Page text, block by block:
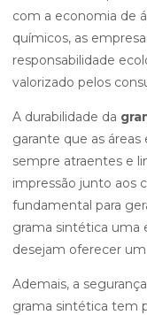
com a economia de
químicos, as
responsabilidade
valorizado pelos
A durabilidade da
garante que as
sempre atraentes e
impressão junto aos
fundamental para
grama sintética uma
desejam oferecer
Ademais, a
grama sintética tem